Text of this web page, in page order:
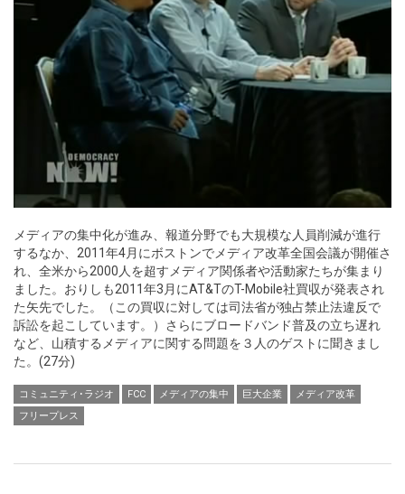
メディアの集中化が進み、報道分野でも大規模な人員削減が進行
するなか、2011年4月にボストンでメディア改革全国会議が開催さ
れ、全米から2000人を超すメディア関係者や活動家たちが集まり
ました。おりしも2011年3月にAT&TのT-Mobile社買収が発表され
た矢先でした。（この買収に対しては司法省が独占禁止法違反で
訴訟を起こしています。）さらにブロードバンド普及の立ち遅れ
など、山積するメディアに関する問題を３人のゲストに聞きまし
た。(27分)
コミュニティ･ラジオ FCC メディアの集中 巨大企業
メディア改革
フリープレス